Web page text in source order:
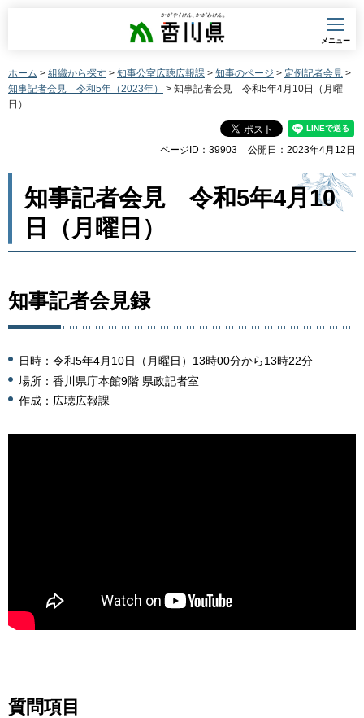
香川県
メニュー
ホーム > 組織から探す > 知事公室広聴広報課 > 知事のページ > 定例記者会見 >
知事記者会見 令和5年（2023年）
> 知事記者会見 令和5年4月10日（月曜
日）
ページID：39903 公開日：2023年4月12日
知事記者会見 令和5年4月10
日（月曜日）
知事記者会見録
日時：令和5年4月10日（月曜日）13時00分から13時22分
場所：香川県庁本館9階 県政記者室
作成：広聴広報課
質問項目